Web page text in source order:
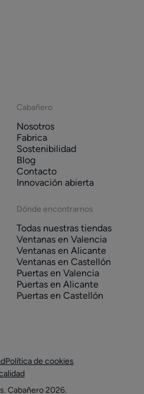
Cabañero
Nosotros
Fabrica
Sostenibilidad
Blog
Contacto
Innovación abierta
Dónde encontrarnos
Todas nuestras tiendas
Ventanas en Valencia
Ventanas en Alicante
Ventanas en Castellón
Puertas en Valencia
Puertas en Alicante
Puertas en Castellón
Cabañero 2026.
Política de cookies